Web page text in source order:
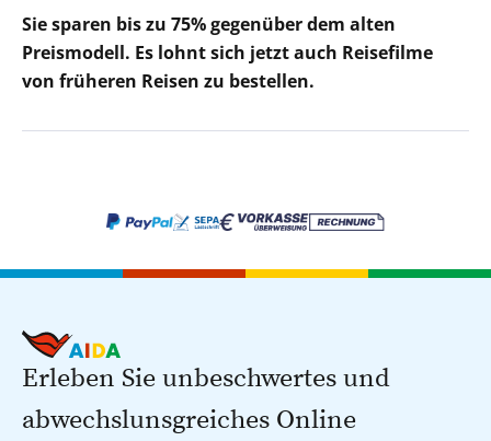
Sie sparen bis zu 75% gegenüber dem alten
Preismodell. Es lohnt sich jetzt auch Reisefilme
von früheren Reisen zu bestellen.
Erleben Sie unbeschwertes und
abwechslunsgreiches Online